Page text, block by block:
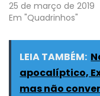
25 de março de 2019
Em "Quadrinhos"
LEIA TAMBÉM:
apocalíptico,
mas não